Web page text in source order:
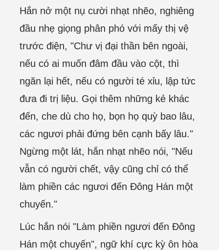
Hắn nở một nụ cười nhạt nhẽo, nghiêng
đầu nhẹ giọng phân phó với mấy thị vệ
trước điện, "Chư vị đại thần bên ngoài,
nếu có ai muốn đâm đầu vào cột, thì
ngăn lại hết, nếu có người té xỉu, lập tức
đưa đi trị liệu. Gọi thêm những kẻ khác
đến, che dù cho họ, bọn họ quỳ bao lâu,
các ngươi phải đứng bên cạnh bấy lâu."
Ngừng một lát, hắn nhạt nhẽo nói, "Nếu
vẫn có người chết, vậy cũng chỉ có thể
làm phiền các ngươi đến Đông Hán một
chuyến."
Lúc hắn nói "Làm phiền ngươi đến Đông
Hán một chuyến", ngữ khí cực kỳ ôn hòa